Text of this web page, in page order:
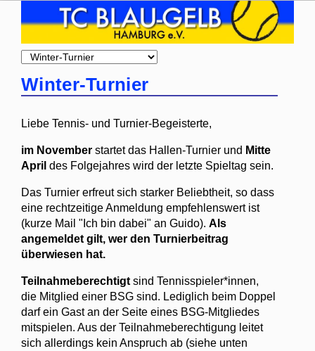
Zielseite
Winter-Turnier
Liebe Tennis- und Turnier-Begeisterte,
im November startet das Hallen-Turnier und Mitte
April des Folgejahres wird der letzte Spieltag sein.
Das Turnier erfreut sich starker Beliebtheit, so dass
eine rechtzeitige Anmeldung empfehlenswert ist
(kurze Mail "Ich bin dabei" an Guido). Als
angemeldet gilt, wer den Turnierbeitrag
überwiesen hat.
Teilnahmeberechtigt sind Tennisspieler*innen,
die Mitglied einer BSG sind. Lediglich beim Doppel
darf ein Gast an der Seite eines BSG-Mitgliedes
mitspielen. Aus der Teilnahmeberechtigung leitet
sich allerdings kein Anspruch ab (siehe unten